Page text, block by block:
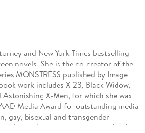
and New York Times bestselling
novels. She is the co-creator of the
MONSTRESS published by Image
work includes X-23, Black Widow,
Astonishing X-Men, for which she was
Media Award for outstanding media
gay, bisexual and transgender
teaches a course on comic book